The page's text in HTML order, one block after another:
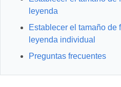
leyenda
Establecer el tamaño de
leyenda individual
Preguntas frecuentes